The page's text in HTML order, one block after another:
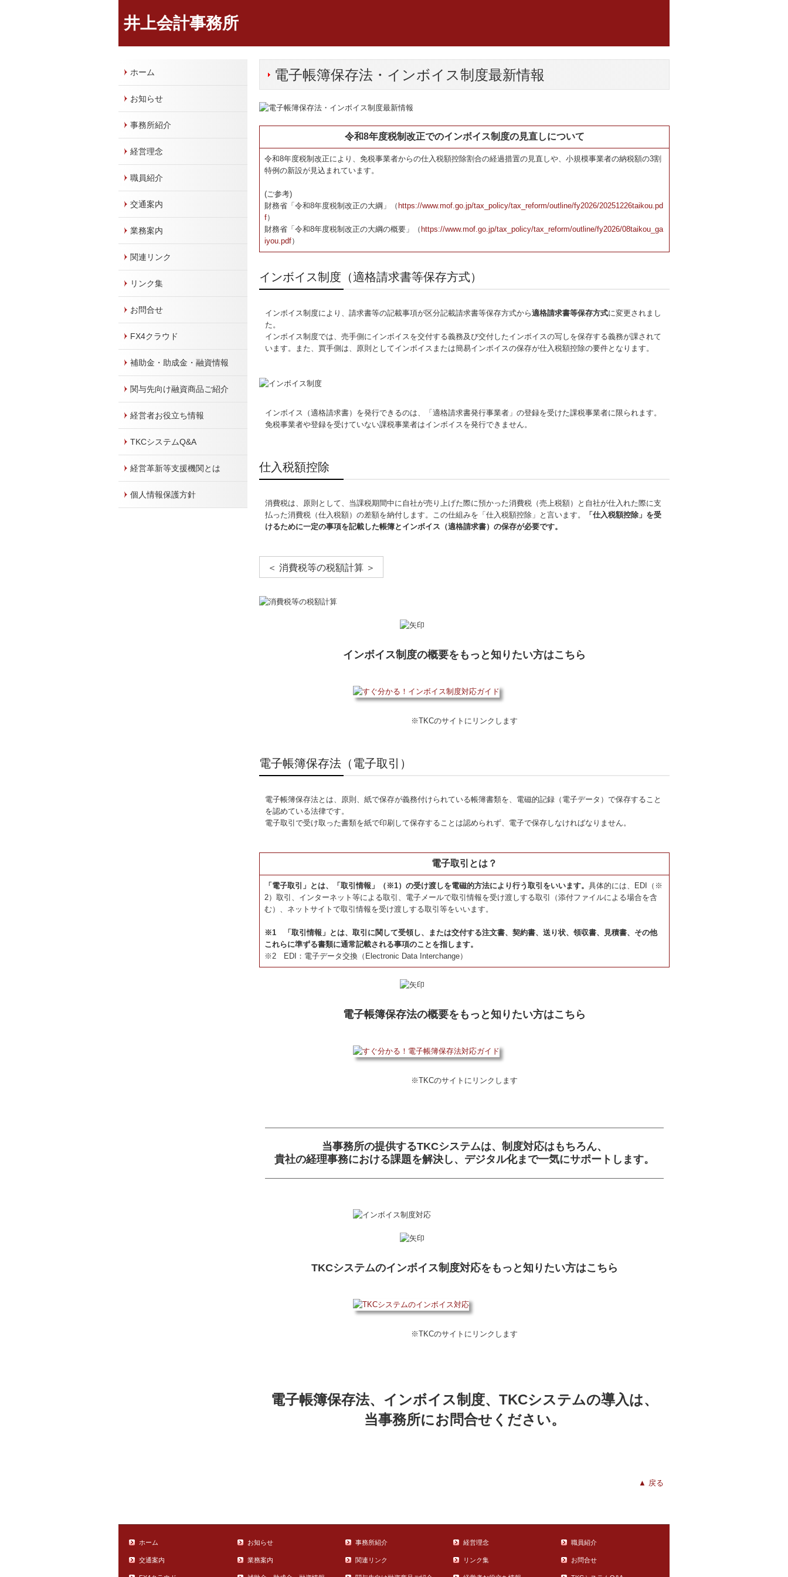
井上会計事務所
ホーム
お知らせ
事務所紹介
経営理念
職員紹介
交通案内
業務案内
関連リンク
リンク集
お問合せ
FX4クラウド
補助金・助成金・融資情報
関与先向け融資商品ご紹介
経営者お役立ち情報
TKCシステムQ&A
経営革新等支援機関とは
個人情報保護方針
電子帳簿保存法・インボイス制度最新情報
令和8年度税制改正でのインボイス制度の見直しについて
令和8年度税制改正により、免税事業者からの仕入税額控除割合の経過措置の見直しや、小規模事業者の納税額の3割
特例の新設が見込まれています。
(ご参考)
財務省「令和8年度税制改正の大綱」（ https://www.mof.go.jp/tax_policy/tax_reform/outline/fy2026/20251226taikou.pd
f）
財務省「令和8年度税制改正の大綱の概要」（ https://www.mof.go.jp/tax_policy/tax_reform/outline/fy2026/08taikou_ga
iyou.pdf）
インボイス制度（適格請求書等保存方式）
インボイス制度により、請求書等の記載事項が区分記載請求書等保存方式から適格請求書等保存方式に変更されまし
た。
インボイス制度では、売手側にインボイスを交付する義務及び交付したインボイスの写しを保存する義務が課されて
います。また、買手側は、原則としてインボイスまたは簡易インボイスの保存が仕入税額控除の要件となります。
インボイス（適格請求書）を発行できるのは、「適格請求書発行事業者」の登録を受けた課税事業者に限られます。
免税事業者や登録を受けていない課税事業者はインボイスを発行できません。
仕入税額控除
消費税は、原則として、当課税期間中に自社が売り上げた際に預かった消費税（売上税額）と自社が仕入れた際に支
払った消費税（仕入税額）の差額を納付します。この仕組みを「仕入税額控除」と言います。
「仕入税額控除」を受
けるために一定の事項を記載した帳簿とインボイス（適格請求書）の保存が必要です。
＜ 消費税等の税額計算 ＞
インボイス制度の概要をもっと知りたい方はこちら
※TKCのサイトにリンクします
電子帳簿保存法（電子取引）
電子帳簿保存法とは、原則、紙で保存が義務付けられている帳簿書類を、電磁的記録（電子データ）で保存すること
を認めている法律です。
電子取引で受け取った書類を紙で印刷して保存することは認められず、電子で保存しなければなりません。
電子取引とは？
「電子取引」とは、「取引情報」（※1）の受け渡しを電磁的方法により行う取引をいいます。 具体的には、EDI（※
2）取引、インターネット等による取引、電子メールで取引情報を受け渡しする取引（添付ファイルによる場合を含
む）、ネットサイトで取引情報を受け渡しする取引等をいいます。
※1 「取引情報」とは、取引に関して受領し、または交付する注文書、契約書、送り状、領収書、見積書、その他
これらに準ずる書類に通常記載される事項のことを指します。
※2 EDI：電子データ交換（Electronic Data Interchange）
電子帳簿保存法の概要をもっと知りたい方はこちら
※TKCのサイトにリンクします
当事務所の提供するTKCシステムは、制度対応はもちろん、
貴社の経理事務における課題を解決し、デジタル化まで一気にサポートします。
TKCシステムのインボイス制度対応をもっと知りたい方はこちら
※TKCのサイトにリンクします
電子帳簿保存法、インボイス制度、TKCシステムの導入は、
当事務所にお問合せください。
▲ 戻る
ホーム お知らせ 事務所紹介 経営理念 職員紹介
交通案内 業務案内 関連リンク リンク集 お問合せ